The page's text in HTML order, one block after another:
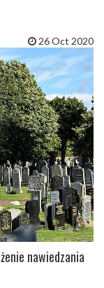
26 Oct 2020
nawiedzania